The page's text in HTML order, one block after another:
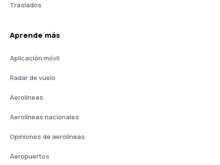
Traslados
Aprende más
Aplicación móvil
Radar de vuelo
Aerolíneas
Aerolíneas nacionales
Opiniones de aerolíneas
Aeropuertos